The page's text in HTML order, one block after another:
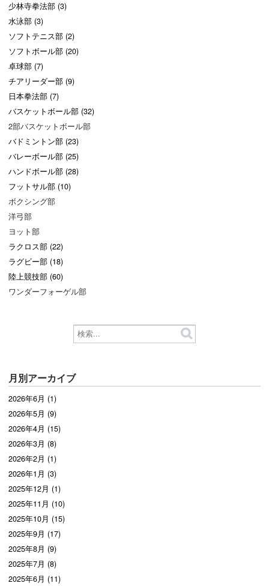
少林寺拳法部 (3)
水泳部 (3)
ソフトテニス部 (2)
ソフトボール部 (20)
卓球部 (7)
チアリーダー部 (9)
日本拳法部 (7)
バスケットボール部 (32)
2部バスケットボール部
バドミントン部 (23)
バレーボール部 (25)
ハンドボール部 (28)
フットサル部 (10)
ボクシング部
洋弓部
ヨット部
ラクロス部 (22)
ラグビー部 (18)
陸上競技部 (60)
ワンダーフォーゲル部
月別アーカイブ
2026年6月 (1)
2026年5月 (9)
2026年4月 (15)
2026年3月 (8)
2026年2月 (1)
2026年1月 (3)
2025年12月 (1)
2025年11月 (10)
2025年10月 (15)
2025年9月 (17)
2025年8月 (9)
2025年7月 (8)
2025年6月 (11)